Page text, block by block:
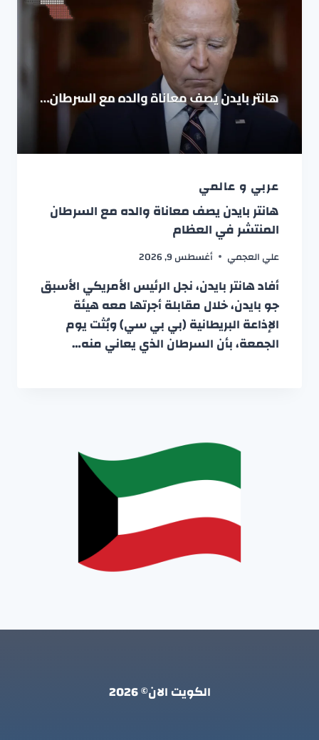
عربي و عالمي
هانتر بايدن يصف معاناة والده مع السرطان
المنتشر في العظام
علي العجمي أغسطس 9, 2026
أفاد هانتر بايدن، نجل الرئيس الأمريكي الأسبق
جو بايدن، خلال مقابلة أجرتها معه هيئة
الإذاعة البريطانية (بي بي سي) وبُثت يوم
الجمعة، بأن السرطان الذي يعاني منه…
الكويت الان© 2026